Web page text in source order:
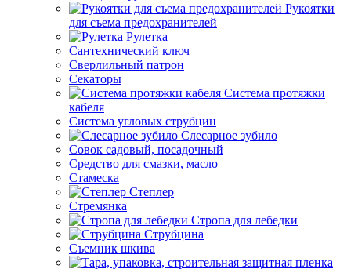
Рукоятки
для съема предохранителей
Рулетка
Сантехнический ключ
Сверлильный патрон
Секаторы
Система протяжки
кабеля
Система угловых струбцин
Слесарное зубило
Совок садовый, посадочный
Средство для смазки, масло
Стамеска
Степлер
Стремянка
Стропа для лебедки
Струбцина
Съемник шкива